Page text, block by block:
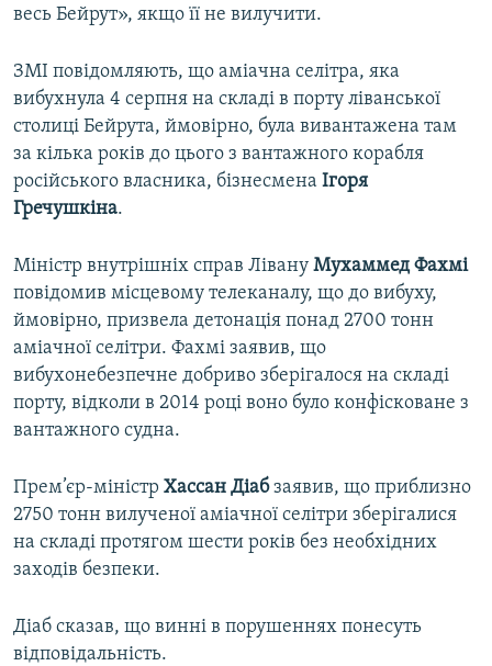
весь Бейрут», якщо її не вилучити.
ЗМІ повідомляють, що аміачна селітра, яка
вибухнула 4 серпня на складі в порту ліванської
столиці Бейрута, ймовірно, була вивантажена там
за кілька років до цього з вантажного корабля
російського власника, бізнесмена Ігоря
Гречушкіна.
Міністр внутрішніх справ Лівану Мухаммед Фахмі
повідомив місцевому телеканалу, що до вибуху,
ймовірно, призвела детонація понад 2700 тонн
аміачної селітри. Фахмі заявив, що
вибухонебезпечне добриво зберігалося на складі
порту, відколи в 2014 році воно було конфісковане з
вантажного судна.
Прем’єр-міністр Хассан Діабзаявив, що приблизно
2750 тонн вилученої аміачної селітри зберігалися
на складі протягом шести років без необхідних
заходів безпеки.
Діаб сказав, що винні в порушеннях понесуть
відповідальність.